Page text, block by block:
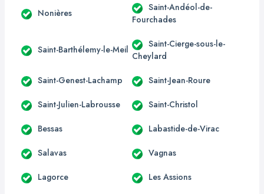
Nonières
Saint-Andéol-de-
Fourchades
Saint-Barthélemy-le-Meil
Saint-Cierge-sous-le-
Cheylard
Saint-Genest-Lachamp Saint-Jean-Roure
Saint-Julien-Labrousse Saint-Christol
Bessas Labastide-de-Virac
Salavas Vagnas
Lagorce Les Assions